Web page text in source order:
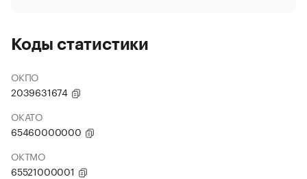
Коды статистики
ОКПО
2039631674
ОКАТО
65460000000
ОКТМО
65521000001